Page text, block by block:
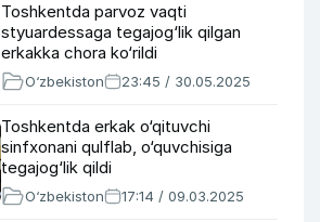
Toshkentda parvoz vaqti
styuardessaga tegajog‘lik qilgan
erkakka chora ko‘rildi
O‘zbekiston 23:45 / 30.05.2025
Toshkentda erkak o‘qituvchi
sinfxonani qulflab, o‘quvchisiga
tegajog‘lik qildi
O‘zbekiston 17:14 / 09.03.2025